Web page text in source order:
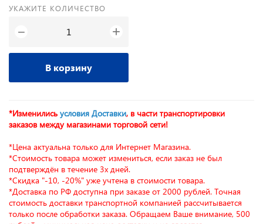
УКАЖИТЕ КОЛИЧЕСТВО
− +
В корзину
*Изменились условия Доставки, в части транспортировки
заказов между магазинами торговой сети!
*Цена актуальна только для Интернет Магазина.
*Стоимость товара может измениться, если заказ не был
подтверждён в течение 3х дней.
*Скидка "-10, -20%" уже учтена в стоимости товара.
*Доставка по РФ доступна при заказе от 2000 рублей. Точная
стоимость доставки транспортной компанией рассчитывается
только после обработки заказа. Обращаем Ваше внимание, 500